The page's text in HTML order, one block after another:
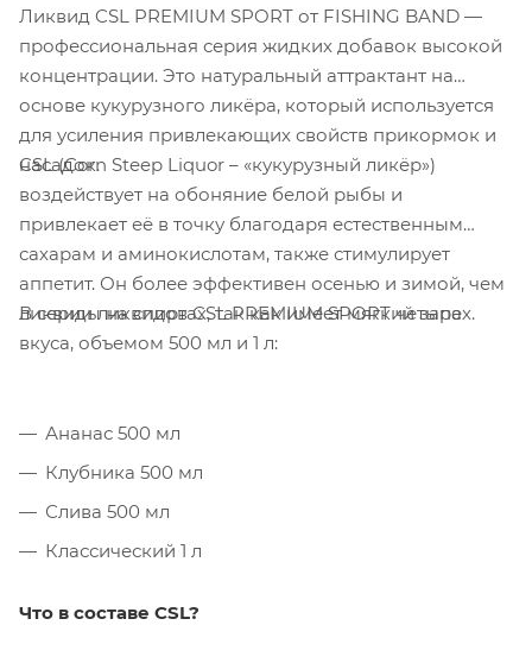
Ликвид CSL PREMIUM SPORT от FISHING BAND —
профессиональная серия жидких добавок высокой
концентрации. Это натуральный аттрактант на
основе кукурузного ликёра, который используется
для усиления привлекающих свойств прикормок и
насадок.
CSL (Corn Steep Liquor – «кукурузный ликёр»)
воздействует на обоняние белой рыбы и
привлекает её в точку благодаря естественным
сахарам и аминокислотам, также стимулирует
аппетит. Он более эффективен осенью и зимой, чем
ликвиды на спиртах, так как имеет мягкий запах.
В серии ликвидов CSL PREMIUM SPORT четыре
вкуса, объемом 500 мл и 1 л:
Ананас 500 мл
Клубника 500 мл
Слива 500 мл
Классический 1 л
Что в составе CSL?